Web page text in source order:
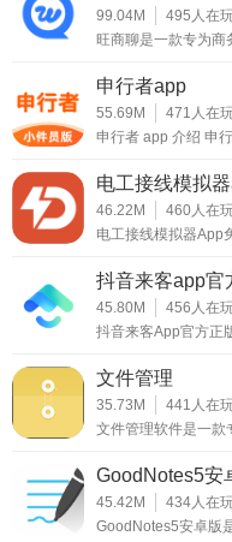
99.04M 495 人在
旺商聊是一款专为商
申行者app
55.69M 471 人在
申行者
电工接线模拟
46.22M 460 人在
电工接线模拟器App
抖音来客app官
45.80M 456 人在
抖音来客App官方正
文件管理
35.73M 441 人在
文件管理软件是一款
GoodNotes5安
45.42M 434 人在
GoodNotes5安卓版